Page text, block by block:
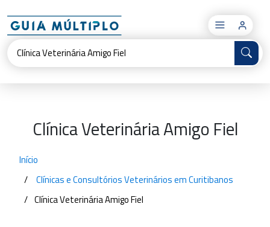
×
Clínica Veterinária Amigo Fiel
Início
Clínicas e Consultórios Veterinários em Curitibanos
Clínica Veterinária Amigo Fiel